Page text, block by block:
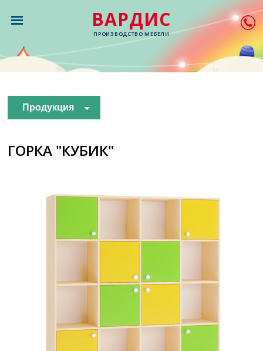
ВАРДИС
ПРОИЗВОДСТВО МЕБЕЛИ
Продукция
ГОРКА "КУБИК"